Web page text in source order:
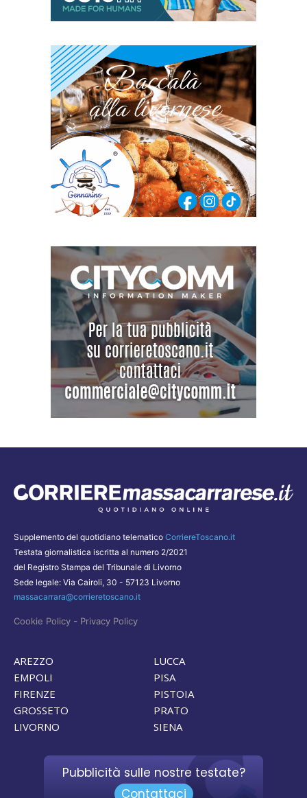
Supplemento del quotidiano telematico CorriereToscano.it
Testata giornalistica iscritta al numero 2/2021
del Registro Stampa del Tribunale di Livorno
Sede legale: Via Cairoli, 30 - 57123 Livorno
massacarrara@corrieretoscano.it
Cookie Policy - Privacy Policy
AREZZO
EMPOLI
FIRENZE
GROSSETO
LIVORNO
LUCCA
PISA
PISTOIA
PRATO
SIENA
Pubblicità sulle nostre testate?
Contattaci